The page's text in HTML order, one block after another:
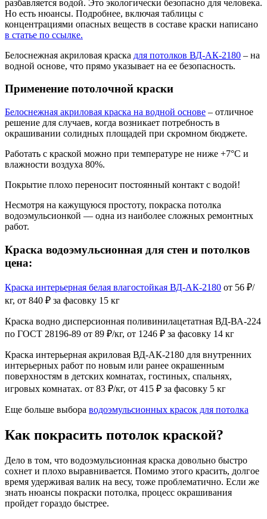
разбавляется водой. Это экологически безопасно для человека.
Но есть нюансы. Подробнее, включая таблицы с
концентрациями опасных веществ в составе краски написано
в статье по ссылке.
Белоснежная акриловая краска для потолков ВД-АК-2180 – на
водной основе, что прямо указывает на ее безопасность.
Применение потолочной краски
Белоснежная акриловая краска на водной основе – отличное
решение для случаев, когда возникает потребность в
окрашивании солидных площадей при скромном бюджете.
Работать с краской можно при температуре не ниже +7°С и
влажности воздуха 80%.
Покрытие плохо переносит постоянный контакт с водой!
Несмотря на кажущуюся простоту, покраска потолка
водоэмульсионкой — одна из наиболее сложных ремонтных
работ.
Краска водоэмульсионная для стен и потолков
цена:
Краска интерьерная белая влагостойкая ВД-АК-2180 от 56 ₽/
кг, от 840 ₽ за фасовку 15 кг
Краска водно дисперсионная поливинилацетатная ВД-ВА-224
по ГОСТ 28196-89 от 89 ₽/кг, от 1246 ₽ за фасовку 14 кг
Краска интерьерная акриловая ВД-АК-2180 для внутренних
интерьерных работ по новым или ранее окрашенным
поверхностям в детских комнатах, гостиных, спальнях,
игровых комнатах. от 83 ₽/кг, от 415 ₽ за фасовку 5 кг
Еще больше выбора водоэмульсионных красок для потолка
Как покрасить потолок краской?
Дело в том, что водоэмульсионная краска довольно быстро
сохнет и плохо выравнивается. Помимо этого красить, долгое
время удерживая валик на весу, тоже проблематично. Если же
знать нюансы покраски потолка, процесс окрашивания
пройдет гораздо быстрее.